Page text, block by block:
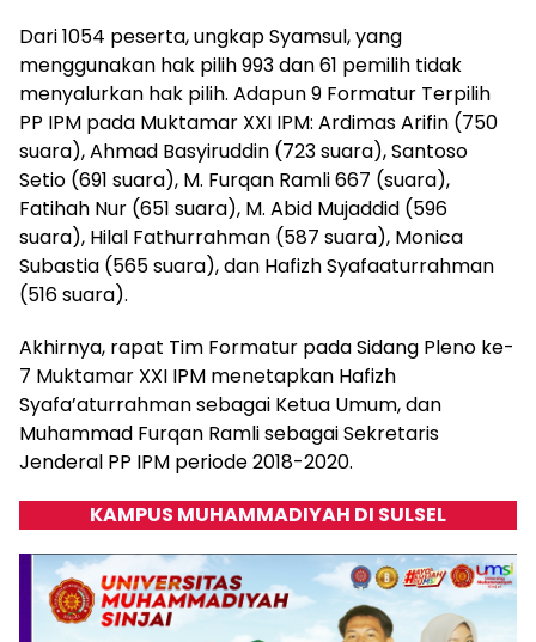
Dari 1054 peserta, ungkap Syamsul, yang
menggunakan hak pilih 993 dan 61 pemilih tidak
menyalurkan hak pilih. Adapun 9 Formatur Terpilih
PP IPM pada Muktamar XXI IPM: Ardimas Arifin (750
suara), Ahmad Basyiruddin (723 suara), Santoso
Setio (691 suara), M. Furqan Ramli 667 (suara),
Fatihah Nur (651 suara), M. Abid Mujaddid (596
suara), Hilal Fathurrahman (587 suara), Monica
Subastia (565 suara), dan Hafizh Syafaaturrahman
(516 suara).
Akhirnya, rapat Tim Formatur pada Sidang Pleno ke-
7 Muktamar XXI IPM menetapkan Hafizh
Syafa’aturrahman sebagai Ketua Umum, dan
Muhammad Furqan Ramli sebagai Sekretaris
Jenderal PP IPM periode 2018-2020.
KAMPUS MUHAMMADIYAH DI SULSEL